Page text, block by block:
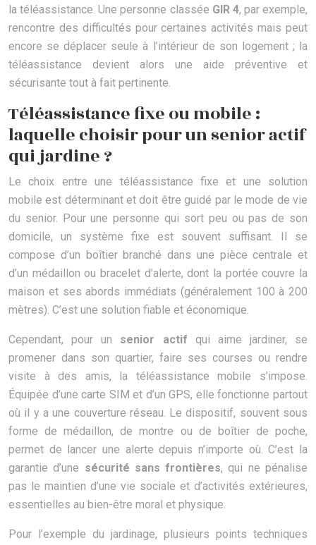
la téléassistance. Une personne classée GIR 4, par exemple,
rencontre des difficultés pour certaines activités mais peut
encore se déplacer seule à l’intérieur de son logement ; la
téléassistance devient alors une aide préventive et
sécurisante tout à fait pertinente.
Téléassistance fixe ou mobile :
laquelle choisir pour un senior actif
qui jardine ?
Le choix entre une téléassistance fixe et une solution
mobile est déterminant et doit être guidé par le mode de vie
du senior. Pour une personne qui sort peu ou pas de son
domicile, un système fixe est souvent suffisant. Il se
compose d’un boîtier branché dans une pièce centrale et
d’un médaillon ou bracelet d’alerte, dont la portée couvre la
maison et ses abords immédiats (généralement 100 à 200
mètres). C’est une solution fiable et économique.
Cependant, pour un senior actif qui aime jardiner, se
promener dans son quartier, faire ses courses ou rendre
visite à des amis, la téléassistance mobile s’impose.
Équipée d’une carte SIM et d’un GPS, elle fonctionne partout
où il y a une couverture réseau. Le dispositif, souvent sous
forme de médaillon, de montre ou de boîtier de poche,
permet de lancer une alerte depuis n’importe où. C’est la
garantie d’une sécurité sans frontières, qui ne pénalise
pas le maintien d’une vie sociale et d’activités extérieures,
essentielles au bien-être moral et physique.
Pour l’exemple du jardinage, plusieurs points techniques